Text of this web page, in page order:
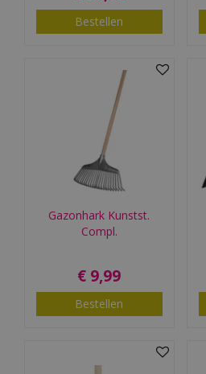
Bestellen
Gazonhark Kunstst.
Compl.
€ 9,99
Bestellen